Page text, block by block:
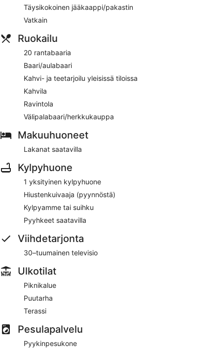
aamiaisen, brunssin, lounaan ja kevyitä aterioita, ja sieltä on
näkymä uima-altaalle. Asiakkaat voivat tilata juomia baarista.
Lasten ruokalista on saatavilla. Muun muassa happy hour -
päivä.
Täysikokoinen jääkaappi/pakastin
Vatkain
Ruokailu
20 rantabaaria
Baari/aulabaari
Kahvi- ja teetarjoilu yleisissä tiloissa
Kahvila
Ravintola
Välipalabaari/herkkukauppa
Makuuhuoneet
Lakanat saatavilla
Kylpyhuone
1 yksityinen kylpyhuone
Hiustenkuivaaja (pyynnöstä)
Kylpyamme tai suihku
Pyyhkeet saatavilla
Viihdetarjonta
30–tuumainen televisio
Ulkotilat
Piknikalue
Puutarha
Terassi
Pesulapalvelu
Pyykinpesukone